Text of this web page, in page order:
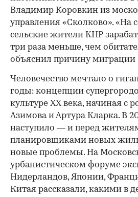
Владимир Коровкин из
управления «Сколково». «На
сельские жители КНР
три раза меньше, чем
объяснил причину миграции
Человечество мечтало о
годы: концепции
культуре XX века, начиная с
Азимова и Артура Кларка. В
наступило — и перед
планировщиками новых
новые проблемы. На
урбанистическом форуме
Нидерландов, Японии,
Китая рассказали, какими в